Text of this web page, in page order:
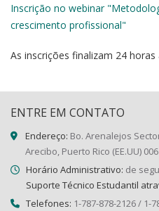
Inscrição no webinar
crescimento profissional"
As inscrições finalizam 24
ENTRE EM CONTATO
Endereço: Bo. Arenalejos
Arecibo, Puerto Rico (EE.UU)
Horário Administrativo: de
Suporte Técnico Estudantil
Telefones: 1-787-878-2126 / 1-